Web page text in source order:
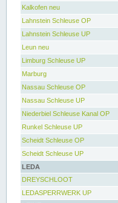
Kalkofen neu
Lahnstein Schleuse OP
Lahnstein Schleuse UP
Leun neu
Limburg Schleuse UP
Marburg
Nassau Schleuse OP
Nassau Schleuse UP
Niederbiel Schleuse Kanal OP
Runkel Schleuse UP
Scheidt Schleuse OP
Scheidt Schleuse UP
LEDA
DREYSCHLOOT
LEDASPERRWERK UP